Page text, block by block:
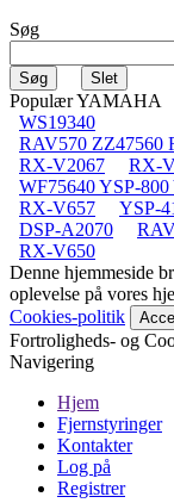
Søg
Populær YAMAHA
WS19340
RAV570 ZZ47560
RX-V2067
RX-
WF75640 YSP-800
RX-V657
YSP-
DSP-A2070
RX-V650
Denne hjemmeside
oplevelse på vores
Cookies-politik
Fortroligheds- og
Navigering
Hjem
Fjernstyringer
Kontakter
Log på
Registrer